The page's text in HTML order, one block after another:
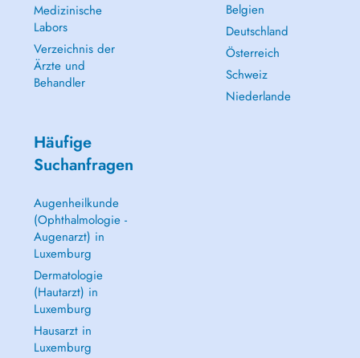
Medizinische
Labors
Verzeichnis der
Ärzte und
Behandler
Belgien
Deutschland
Österreich
Schweiz
Niederlande
Häufige
Suchanfragen
Augenheilkunde
(Ophthalmologie -
Augenarzt) in
Luxemburg
Dermatologie
(Hautarzt) in
Luxemburg
Hausarzt in
Luxemburg